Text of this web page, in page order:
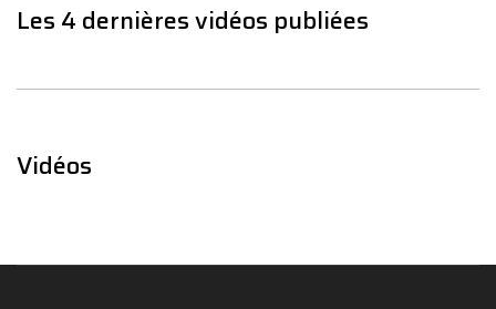
Les 4 dernières vidéos publiées
Vidéos